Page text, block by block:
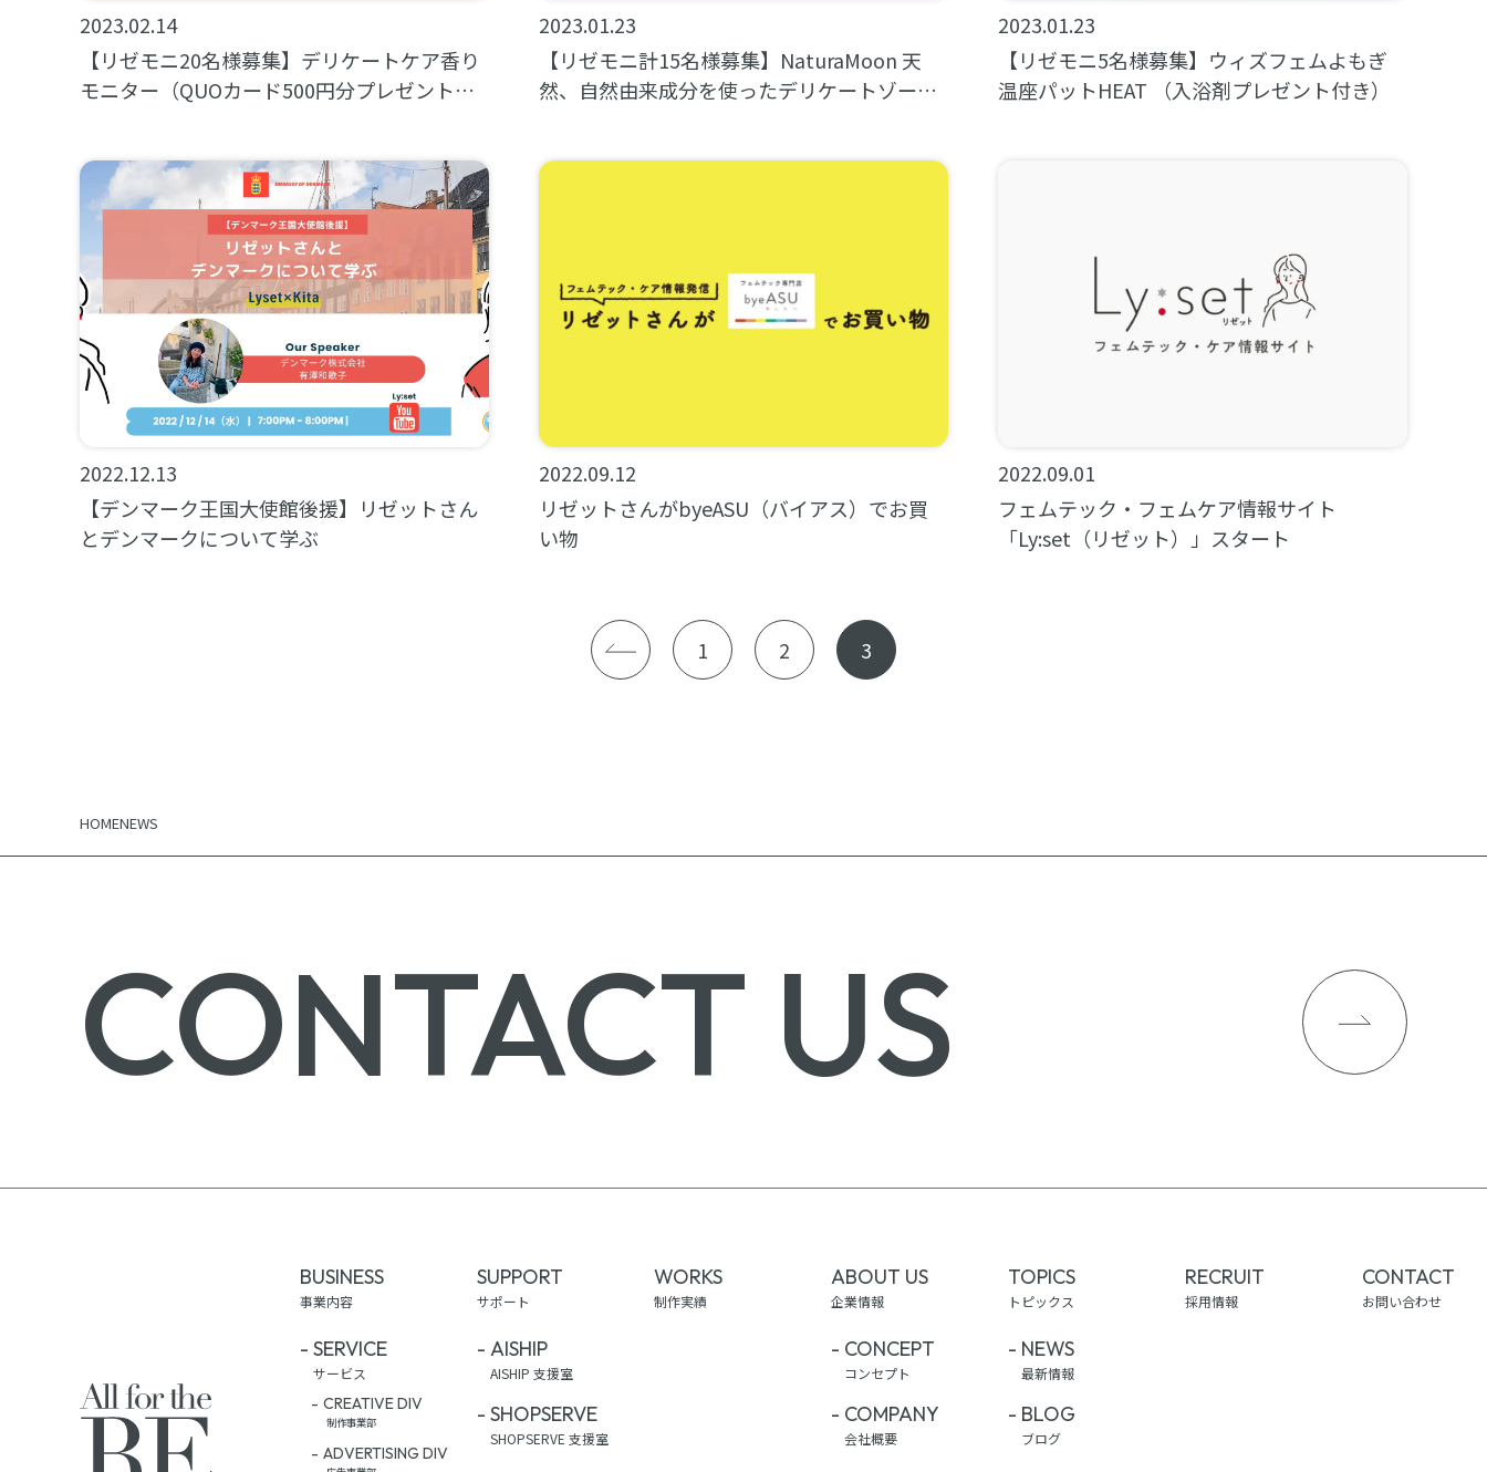
2023.02.14
【リゼモニ20名様募集】デリケートケア香り
モニター（QUOカード500円分プレゼント付
2023.01.23
【リゼモニ計15名様募集】NaturaMoon 天
然、自然由来成分を使ったデリケートゾーン
2023.01.23
【リゼモニ5名様募集】ウィズフェムよもぎ
温座パットHEAT （入浴剤プレゼント付き）
2022.12.13
【デンマーク王国大使館後援】リゼットさん
とデンマークについて学ぶ
2022.09.12
リゼットさんがbyeASU（バイアス）でお買
い物
2022.09.01
フェムテック・フェムケア情報サイト
「Ly:set（リゼット）」スタート
1 2 3
HOMENEWS
CONTACT US
BUSINESS
事業内容
SERVICE
サービス
CREATIVE DIV
制作事業部
ADVERTISING DIV
SUPPORT
サポート
AISHIP
AISHIP 支援室
SHOPSERVE
SHOPSERVE 支援室
WORKS
制作実績
ABOUT US
企業情報
CONCEPT
コンセプト
COMPANY
会社概要
TOPICS
トピックス
NEWS
最新情報
BLOG
ブログ
RECRUIT
採用情報
CONTACT
お問い合わせ